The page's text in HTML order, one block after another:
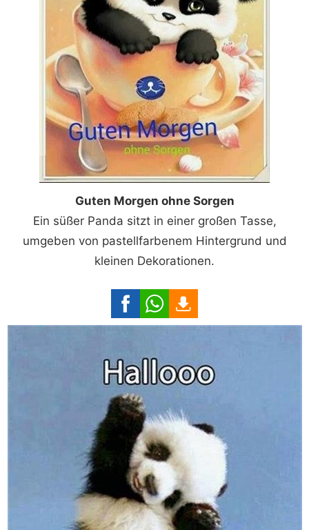
Guten Morgen ohne Sorgen
Ein süßer Panda sitzt in einer großen Tasse,
umgeben von pastellfarbenem Hintergrund und
kleinen Dekorationen.